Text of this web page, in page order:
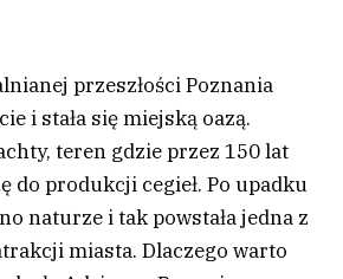
przeszłości Poznania
i stała się miejską oazą.
teren gdzie przez 150 lat
do produkcji cegieł. Po upadku
naturze i tak powstała jedna z
miasta. Dlaczego warto